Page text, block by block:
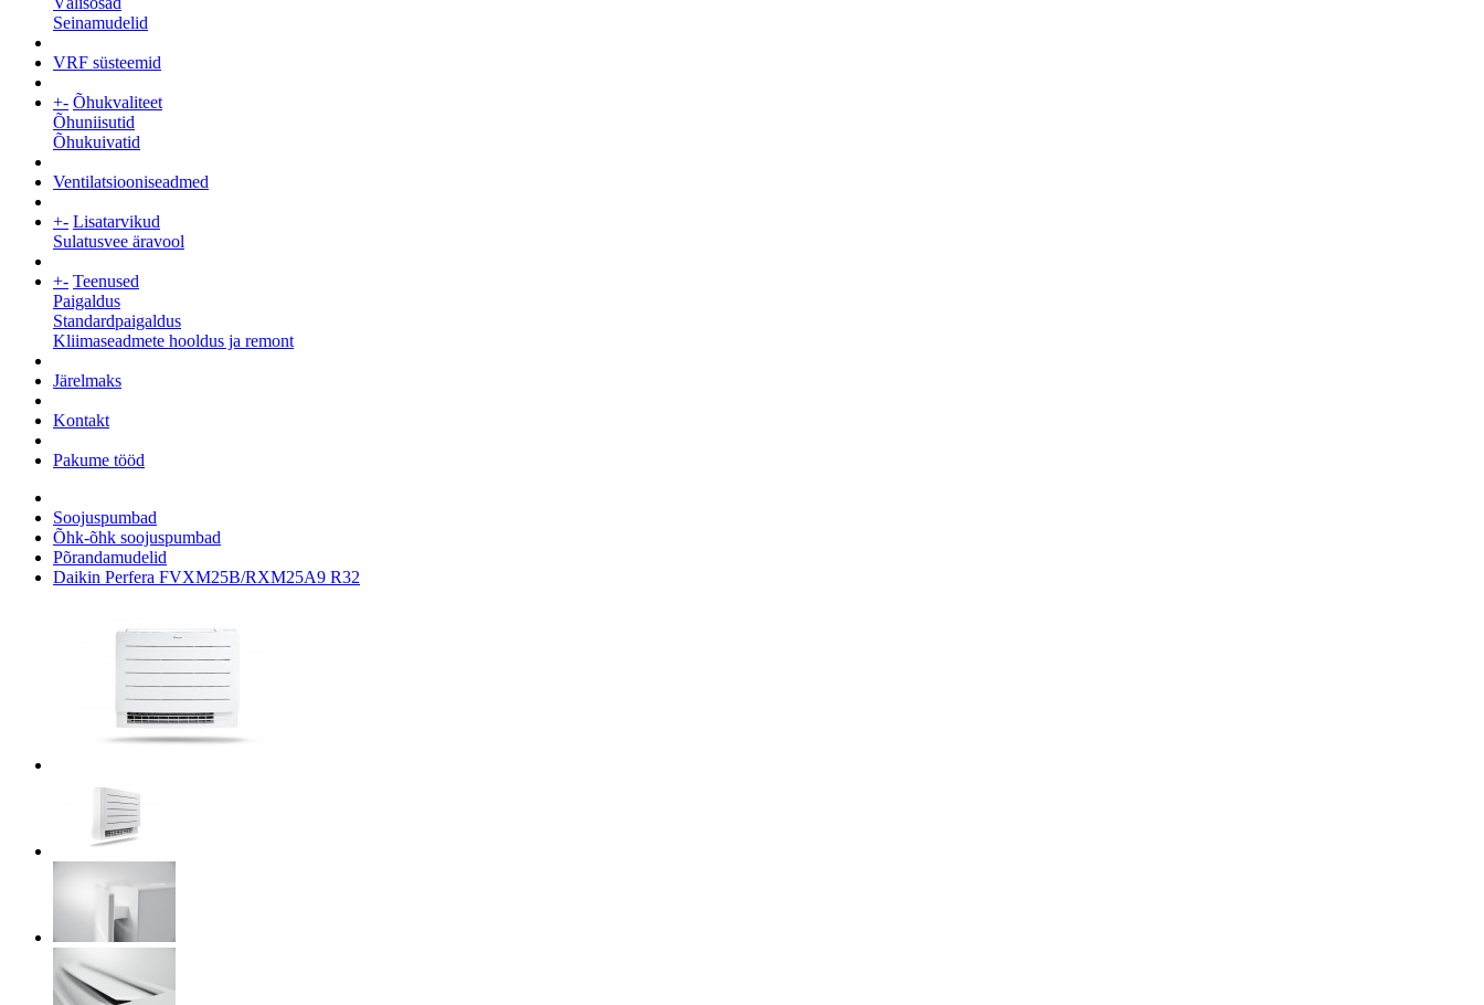
Seinamudelid
VRF süsteemid
+- Õhukvaliteet
Õhuniisutid
Õhukuivatid
Ventilatsiooniseadmed
+- Lisatarvikud
Sulatusvee äravool
+- Teenused
Paigaldus
Standardpaigaldus
Kliimaseadmete hooldus ja remont
Järelmaks
Kontakt
Pakume tööd
Soojuspumbad
Õhk-õhk soojuspumbad
Põrandamudelid
Daikin Perfera FVXM25B/RXM25A9 R32